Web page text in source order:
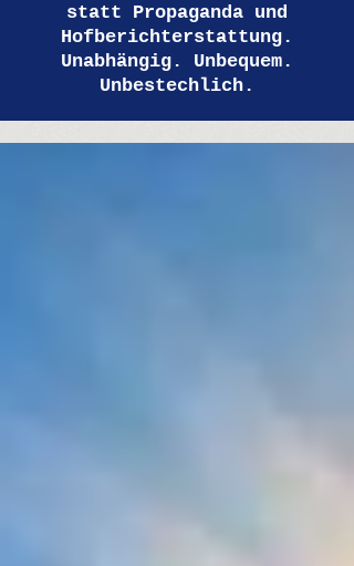
statt Propaganda und
Hofberichterstattung.
Unabhängig. Unbequem.
Unbestechlich.